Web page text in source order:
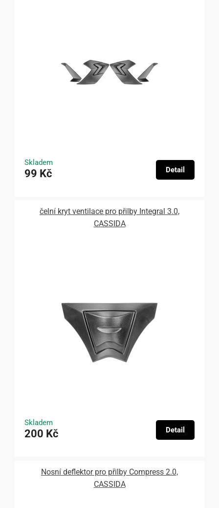
Skladem
99 Kč Detail
čelní kryt ventilace pro přilby Integral 3.0,
CASSIDA
Skladem
200 Kč Detail
Nosní deflektor pro přilby Compress 2.0,
CASSIDA